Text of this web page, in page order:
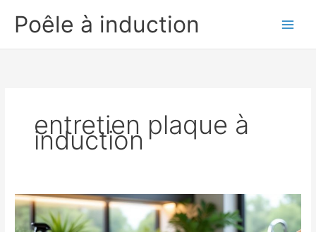
Poêle à induction
entretien plaque à
induction